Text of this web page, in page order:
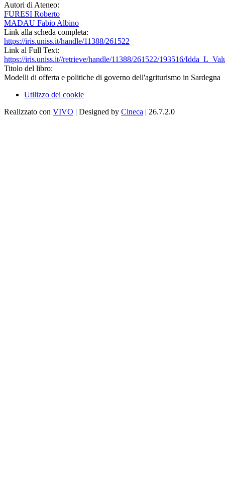
Autori di Ateneo:
FURESI Roberto
MADAU Fabio Albino
Link alla scheda completa:
https://iris.uniss.it/handle/11388/261522
Link al Full Text:
https://iris.uniss.it//retrieve/handle/11388/261522/193516/
Titolo del libro:
Modelli di offerta e politiche di governo dell'agriturismo in Sardegna
Utilizzo dei cookie
Realizzato con VIVO | Designed by Cineca | 26.7.2.0